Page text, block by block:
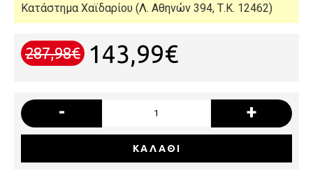
Κατάστημα Χαϊδαρίου (Λ. Αθηνών 394, Τ.Κ. 12462)
287,98€ 143,99€
- +
ΚΑΛΆΘΙ